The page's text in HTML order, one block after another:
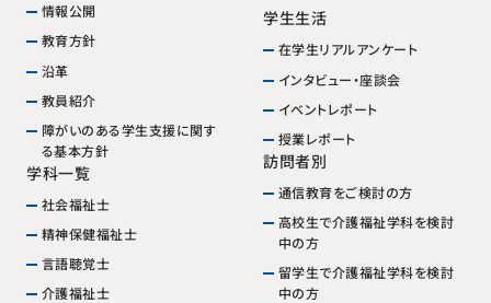
情報公開
教育方針
沿革
教員紹介
障がいのある学生支援に関す
る基本方針
学科一覧
社会福祉士
精神保健福祉士
言語聴覚士
介護福祉士
学生生活
在学生リアルアンケート
インタビュー・座談会
イベントレポート
授業レポート
訪問者別
通信教育をご検討の方
高校生で介護福祉学科を検討
中の方
留学生で介護福祉学科を検討
中の方